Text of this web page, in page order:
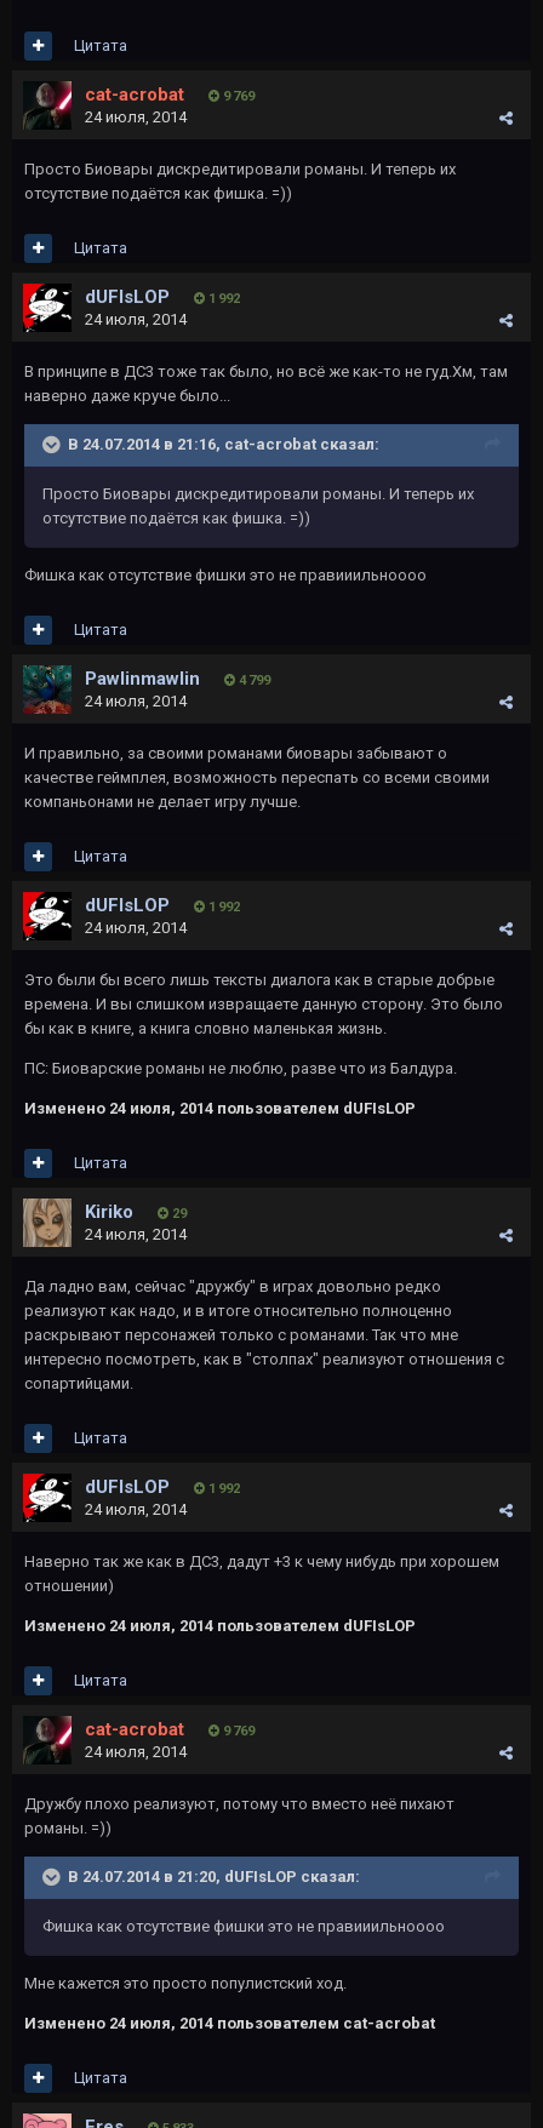
Цитата
cat-acrobat 9 769
24 июля, 2014
Просто Биовары дискредитировали романы. И теперь их
отсутствие подаётся как фишка. =))
Цитата
dUFIsLOP 1 992
24 июля, 2014
В принципе в ДС3 тоже так было, но всё же как-то не гуд.Хм, там
наверно даже круче было...
В 24.07.2014 в 21:16, cat-acrobat сказал:
Просто Биовары дискредитировали романы. И теперь их
отсутствие подаётся как фишка. =))
Фишка как отсутствие фишки это не правииильноооо
Цитата
Pawlinmawlin 4 799
24 июля, 2014
И правильно, за своими романами биовары забывают о
качестве геймплея, возможность переспать со всеми своими
компаньонами не делает игру лучше.
Цитата
dUFIsLOP 1 992
24 июля, 2014
Это были бы всего лишь тексты диалога как в старые добрые
времена. И вы слишком извращаете данную сторону. Это было
бы как в книге, а книга словно маленькая жизнь.
ПС: Биоварские романы не люблю, разве что из Балдура.
Изменено 24 июля, 2014 пользователем dUFIsLOP
Цитата
Kiriko 29
24 июля, 2014
Да ладно вам, сейчас "дружбу" в играх довольно редко
реализуют как надо, и в итоге относительно полноценно
раскрывают персонажей только с романами. Так что мне
интересно посмотреть, как в "столпах" реализуют отношения с
сопартийцами.
Цитата
dUFIsLOP 1 992
24 июля, 2014
Наверно так же как в ДС3, дадут +3 к чему нибудь при хорошем
отношении)
Изменено 24 июля, 2014 пользователем dUFIsLOP
Цитата
cat-acrobat 9 769
24 июля, 2014
Дружбу плохо реализуют, потому что вместо неё пихают
романы. =))
В 24.07.2014 в 21:20, dUFIsLOP сказал:
Фишка как отсутствие фишки это не правииильноооо
Мне кажется это просто популистский ход.
Изменено 24 июля, 2014 пользователем cat-acrobat
Цитата